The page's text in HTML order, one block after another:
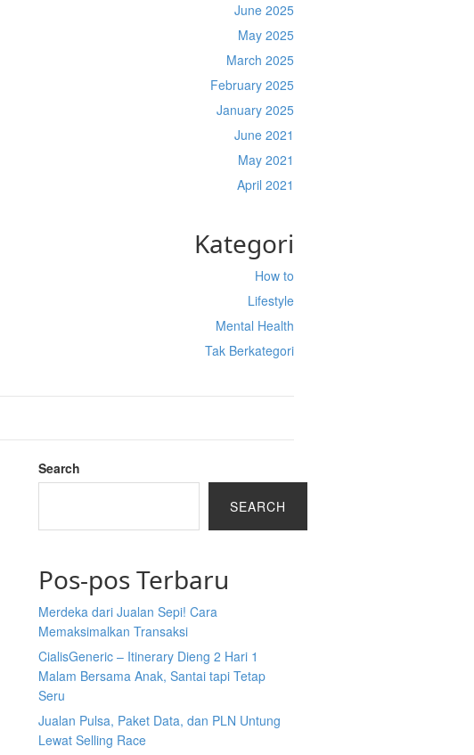
June 2025
May 2025
March 2025
February 2025
January 2025
June 2021
May 2021
April 2021
Kategori
How to
Lifestyle
Mental Health
Tak Berkategori
Search
SEARCH
Pos-pos Terbaru
Merdeka dari Jualan Sepi! Cara
Memaksimalkan Transaksi
CialisGeneric – Itinerary Dieng 2 Hari 1
Malam Bersama Anak, Santai tapi Tetap
Seru
Jualan Pulsa, Paket Data, dan PLN Untung
Lewat Selling Race